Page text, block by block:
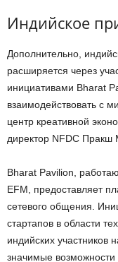
Индийское
Дополнительно,
расширяется через
инициативами Bharat
взаимодействовать с
центр креативной
директор NFDC Пракш
Bharat Pavilion,
EFM, предоставляет
сетевого общения.
стартапов в области
индийских участников
значимые возможности